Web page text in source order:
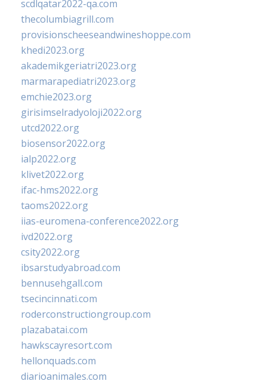
scdlqatar2022-qa.com
thecolumbiagrill.com
provisionscheeseandwineshoppe.com
khedi2023.org
akademikgeriatri2023.org
marmarapediatri2023.org
emchie2023.org
girisimselradyoloji2022.org
utcd2022.org
biosensor2022.org
ialp2022.org
klivet2022.org
ifac-hms2022.org
taoms2022.org
iias-euromena-conference2022.org
ivd2022.org
csity2022.org
ibsarstudyabroad.com
bennusehgall.com
tsecincinnati.com
roderconstructiongroup.com
plazabatai.com
hawkscayresort.com
hellonquads.com
diarioanimales.com